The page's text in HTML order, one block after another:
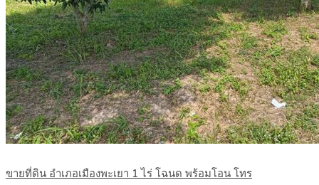
ขายที่ดิน อำเภอเมืองพะเยา 1 ไร่ โฉนด พร้อมโอน โทร